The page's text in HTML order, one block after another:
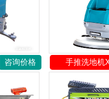
咨询价格 手推洗地机